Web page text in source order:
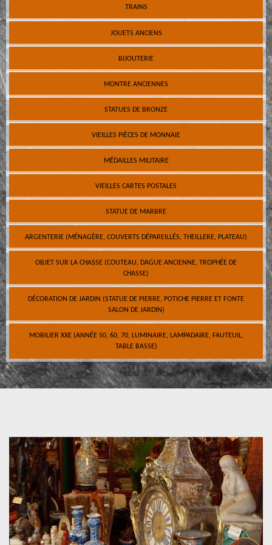
TRAINS
JOUETS ANCIENS
BIJOUTERIE
MONTRE ANCIENNES
STATUES DE BRONZE
VIEILLES PIÈCES DE MONNAIE
MÉDAILLES MILITAIRE
VIEILLES CARTES POSTALES
STATUE DE MARBRE
ARGENTERIE (MÉNAGÈRE, COUVERTS DÉPAREILLÉS, THEILLERE, PLATEAU)
OBJET SUR LA CHASSE (COUTEAU, DAGUE ANCIENNE, TROPHÉE DE
CHASSE)
DÉCORATION DE JARDIN (STATUE DE PIERRE, POTICHE PIERRE ET FONTE
SALON DE JARDIN)
MOBILIER XXE (ANNÉE 50, 60, 70, LUMINAIRE, LAMPADAIRE, FAUTEUIL,
TABLE BASSE)